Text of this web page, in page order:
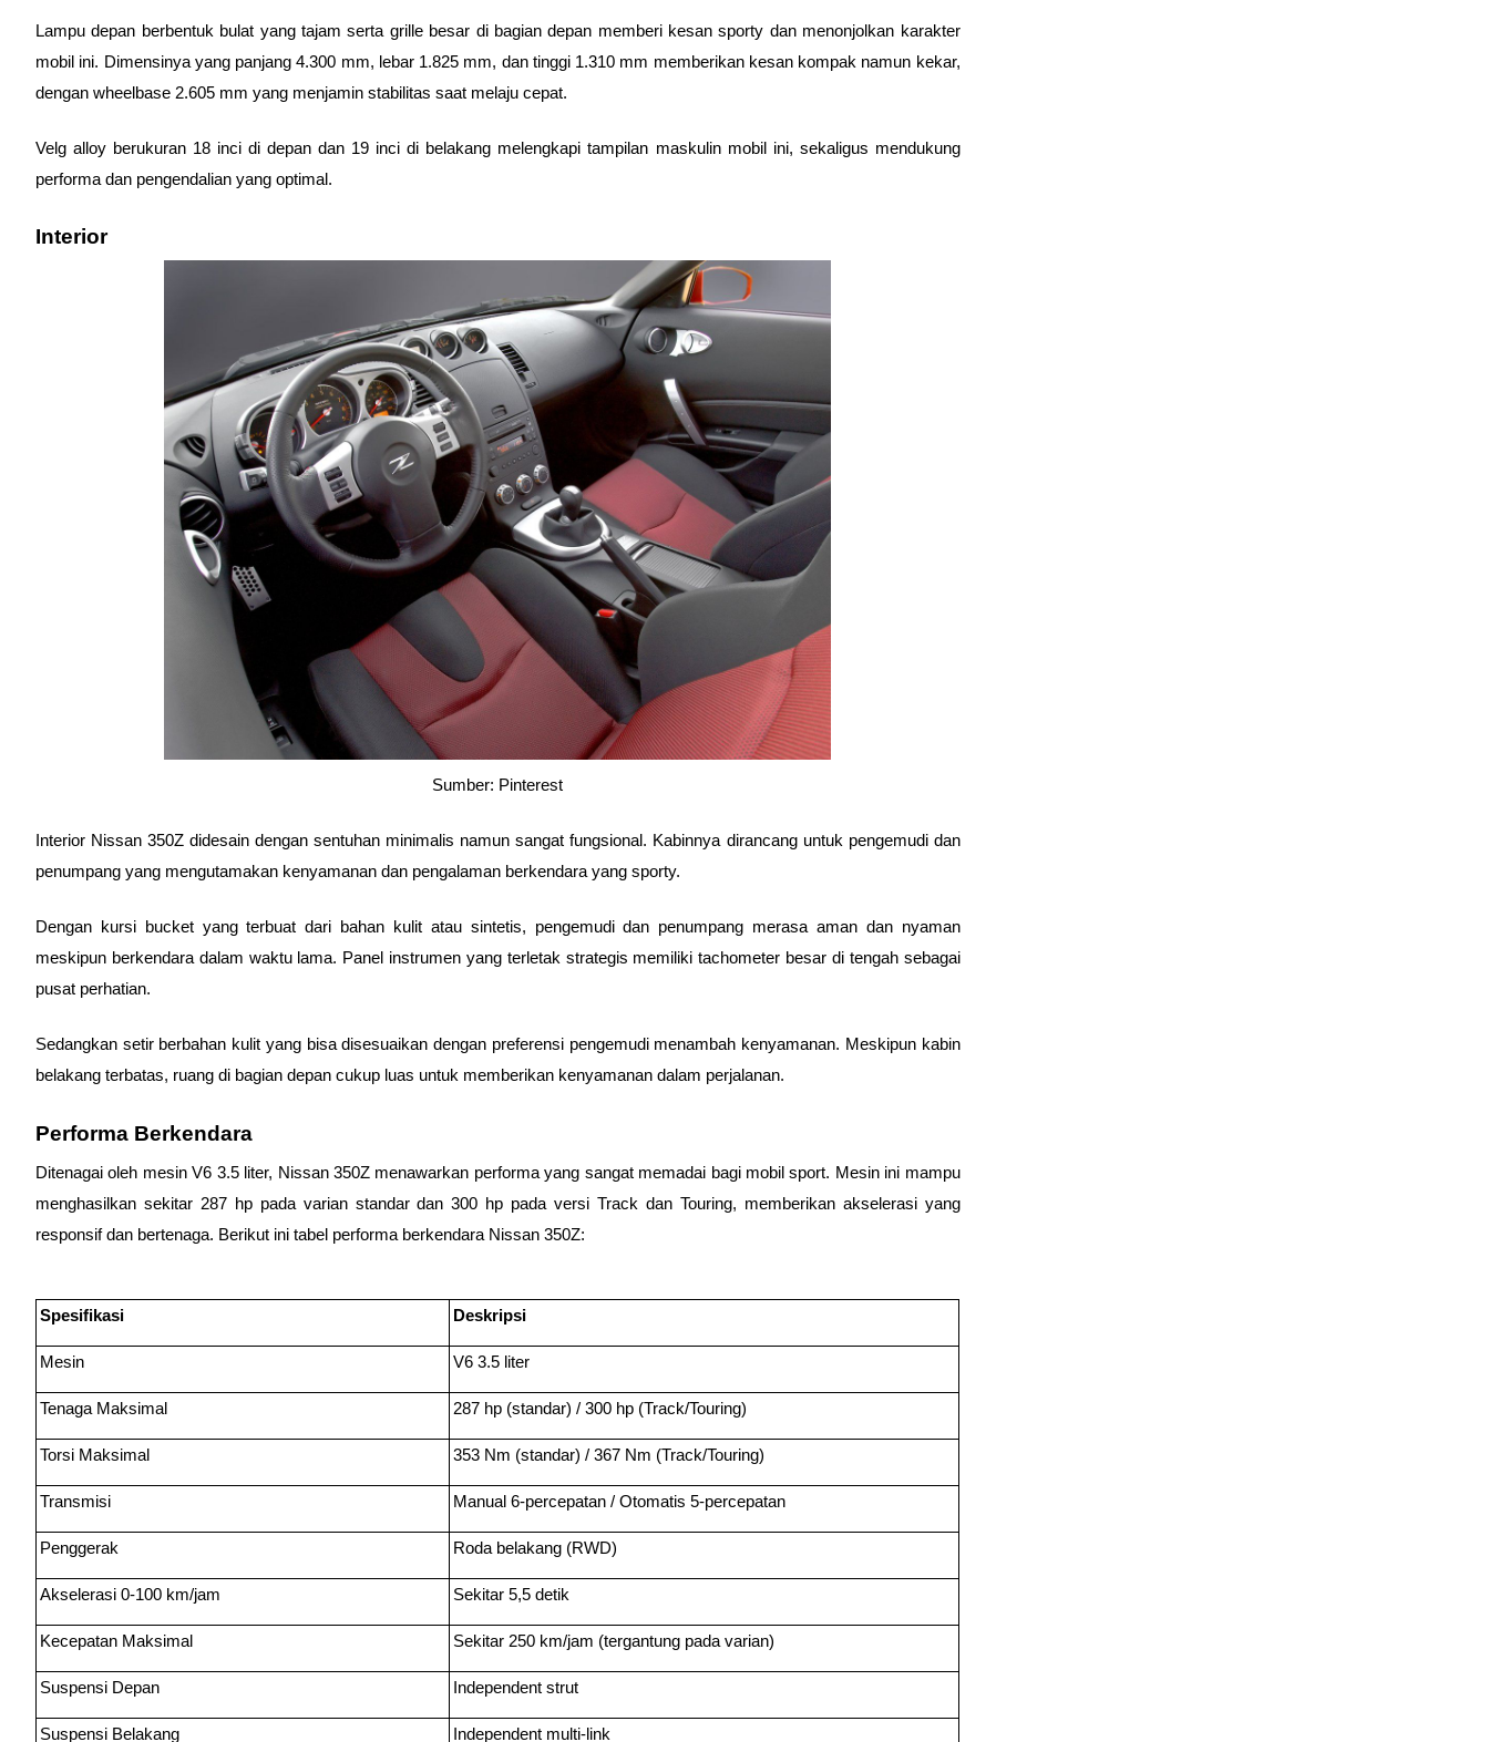
Lampu depan berbentuk bulat yang tajam serta grille besar di bagian depan memberi kesan sporty dan menonjolkan karakter
mobil ini. Dimensinya yang panjang 4.300 mm, lebar 1.825 mm, dan tinggi 1.310 mm memberikan kesan kompak namun kekar,
dengan wheelbase 2.605 mm yang menjamin stabilitas saat melaju cepat.
Velg alloy berukuran 18 inci di depan dan 19 inci di belakang melengkapi tampilan maskulin mobil ini, sekaligus mendukung
performa dan pengendalian yang optimal.
Interior
Sumber: Pinterest
Interior Nissan 350Z didesain dengan sentuhan minimalis namun sangat fungsional. Kabinnya dirancang untuk pengemudi dan
penumpang yang mengutamakan kenyamanan dan pengalaman berkendara yang sporty.
Dengan kursi bucket yang terbuat dari bahan kulit atau sintetis, pengemudi dan penumpang merasa aman dan nyaman
meskipun berkendara dalam waktu lama. Panel instrumen yang terletak strategis memiliki tachometer besar di tengah sebagai
pusat perhatian.
Sedangkan setir berbahan kulit yang bisa disesuaikan dengan preferensi pengemudi menambah kenyamanan. Meskipun kabin
belakang terbatas, ruang di bagian depan cukup luas untuk memberikan kenyamanan dalam perjalanan.
Performa Berkendara
Ditenagai oleh mesin V6 3.5 liter, Nissan 350Z menawarkan performa yang sangat memadai bagi mobil sport. Mesin ini mampu
menghasilkan sekitar 287 hp pada varian standar dan 300 hp pada versi Track dan Touring, memberikan akselerasi yang
responsif dan bertenaga. Berikut ini tabel performa berkendara Nissan 350Z:
Spesifikasi Deskripsi
Mesin V6 3.5 liter
Tenaga Maksimal 287 hp (standar) / 300 hp (Track/Touring)
Torsi Maksimal 353 Nm (standar) / 367 Nm (Track/Touring)
Transmisi Manual 6-percepatan / Otomatis 5-percepatan
Penggerak Roda belakang (RWD)
Akselerasi 0-100 km/jam Sekitar 5,5 detik
Kecepatan Maksimal Sekitar 250 km/jam (tergantung pada varian)
Suspensi Depan Independent strut
Suspensi Belakang Independent multi-link